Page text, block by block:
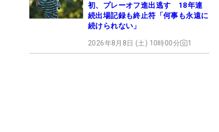
初、プレーオフ進出逃す 18年連
続出場記録も終止符「何事も永遠に
続けられない」
2026年8月8日 (土) 10時00分 1